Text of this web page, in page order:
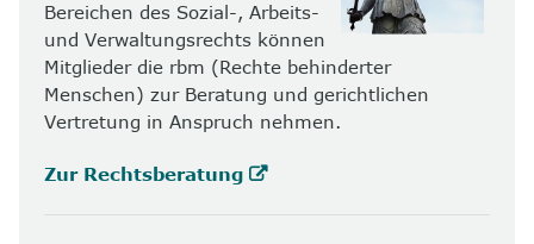
Bereichen des Sozial-, Arbeits-
und Verwaltungsrechts können
Mitglieder die rbm (Rechte behinderter
Menschen) zur Beratung und gerichtlichen
Vertretung in Anspruch nehmen.
Zur Rechtsberatung